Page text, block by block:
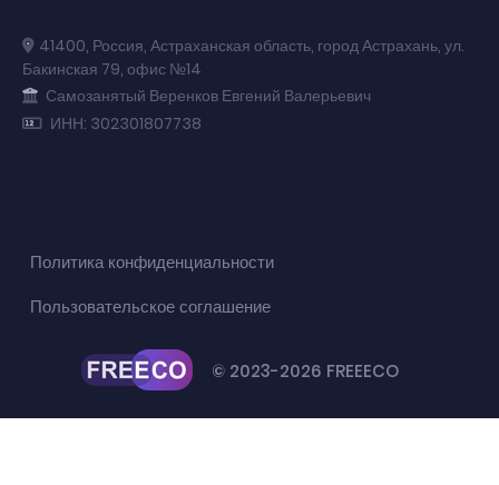
41400, Россия, Астраханская область, город Астрахань, ул.
Бакинская 79, офис №14
Самозанятый Веренков Евгений Валерьевич
ИНН: 302301807738
© 2023-2026 FREEECO
Политика конфиденциальности
Пользовательское соглашение